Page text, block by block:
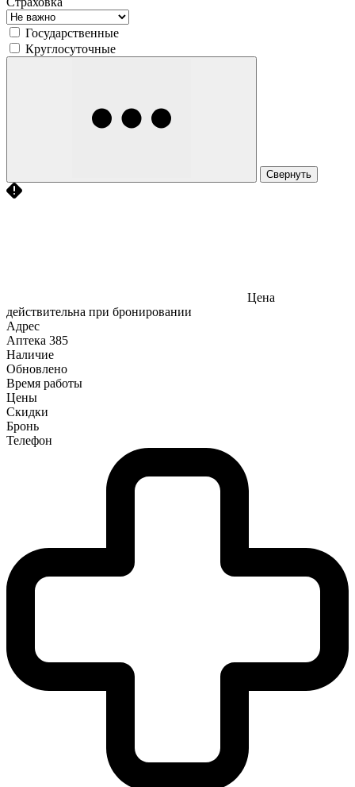
Государственные
Круглосуточные
Свернуть
Цена
действительна при бронировании
Адрес
Аптека 385
Наличие
Обновлено
Время работы
Цены
Скидки
Бронь
Телефон